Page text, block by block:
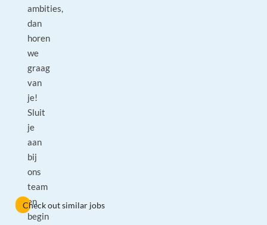
ambities,
dan
horen
we
graag
van
je!
Sluit
je
aan
bij
ons
team
en
begin
Check out similar jobs